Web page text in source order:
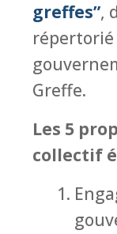
greffes”,
répertorié
Greffe.
Les 5
collectif